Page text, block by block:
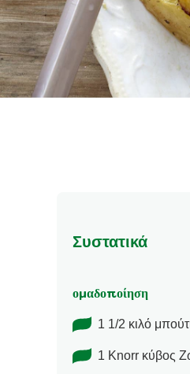
Συστατικά
ομαδοποίηση
1 1/2 κιλό
1 Knorr κύβος